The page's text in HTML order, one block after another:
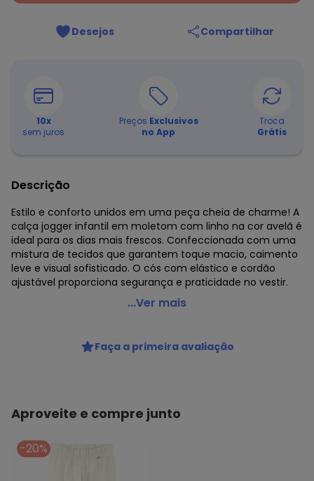
Desejos Compartilhar
10x
sem juros
Preços Exclusivos
no App
Troca
Grátis
Descrição
Estilo e conforto unidos em uma peça cheia de charme! A
calça jogger infantil em moletom com linho na cor avelã é
ideal para os dias mais frescos. Confeccionada com uma
mistura de tecidos que garantem toque macio, caimento
leve e visual sofisticado. O cós com elástico e cordão
ajustável proporciona segurança e praticidade no vestir.
Pulla Bulla - Calça Infantil Menina Moletom Linho Bege
Comprimento: Longo
Fornecedor: CONFECCOES JO JO LTDA / CNPJ
no ciclo delicado, com água fria ou morna - Não usar
alvejante - Não lavar a seco - Não colocar na secadora -
Secar na vertical.
Tecido: Moletom Linho
...Ver mais
Faça a primeira avaliação
Aproveite e compre junto
-20%